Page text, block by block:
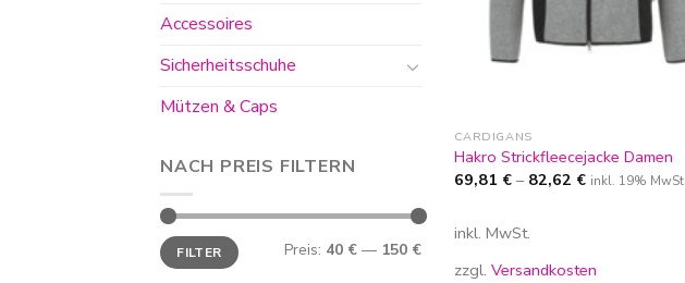
Accessoires
Sicherheitsschuhe
Mützen & Caps
NACH PREIS FILTERN
Min.
Preis
Max.
PreisFILTER Preis: 40 € — 150 €
CARDIGANS
Hakro Strickfleecejacke Damen
69,81 €– 82,62 € inkl. 19% MwSt
inkl. MwSt.
zzgl. Versandkosten